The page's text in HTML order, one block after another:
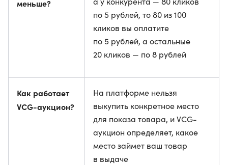
меньше?
по 5 рублей, то 80 из 100
кликов вы оплатите
по 5 рублей, а остальные
20 кликов — по 8 рублей
Как работает
VCG-аукцион?
На платформе нельзя
выкупить конкретное место
для показа товара, и VCG-
аукцион определяет, какое
место займет ваш товар
в выдаче